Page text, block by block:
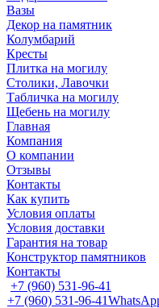
Вазы
Декор на памятник
Колумбарий
Кресты
Плитка на могилу
Столики, Лавочки
Табличка на могилу
Щебень на могилу
Главная
Компания
О компании
Отзывы
Контакты
Как купить
Условия оплаты
Условия доставки
Гарантия на товар
Конструктор памятников
Контакты
+7 (960) 531-96-41
+7 (960) 531-96-41